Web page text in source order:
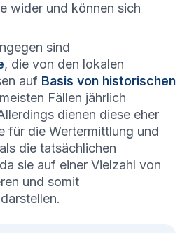
wider und können sich
sind
, die von den lokalen
auf Basis von historischen
Fällen jährlich
dienen diese eher
für die Wertermittlung und
die tatsächlichen
sie auf einer Vielzahl von
und somit